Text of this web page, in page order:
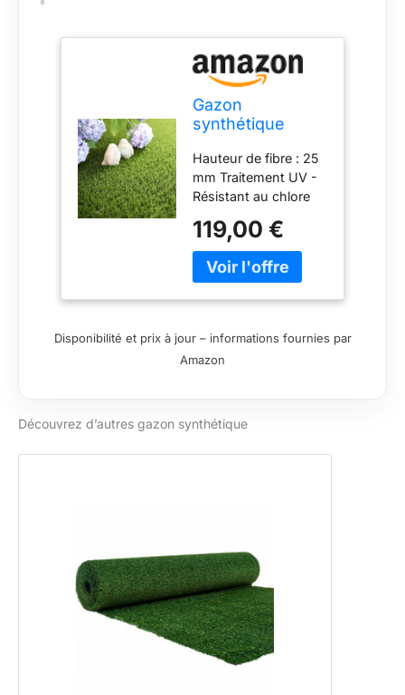
Gazon
synthétique
- Rouleau de
3.00m x 3.00m
Hauteur de fibre : 25
mm Traitement UV -
Résistant au chlore
usage ornemental
Poids du produit :
18.45 kg Densité :
119,00 €
Disponibilité et prix à jour – informations fournies par
Amazon
Découvrez d’autres gazon synthétique